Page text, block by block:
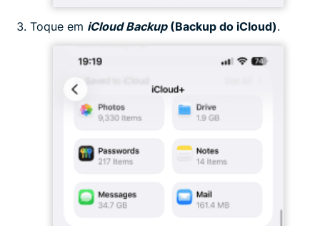
Toque em iCloud Backup(Backup do iCloud).